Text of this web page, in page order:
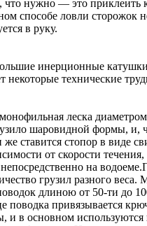
нужно — это приклеить
способе ловли сторожок
в руку.
инерционные
некоторые технические
леска
шаровидной формы, и,
же ставится стопор в виде
от скорости
на
грузил разного веса.
длиною от 50-ти до
поводка привязывается
и в основном